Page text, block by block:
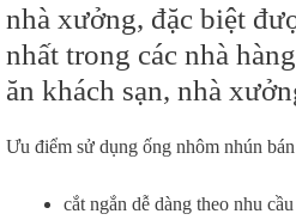
nhà xưởng, đặc biệt
nhất trong các nhà
ăn khách sạn, nhà
Ưu điểm sử dụng ống nhôm nhún
cắt ngắn dễ dàng theo nhu